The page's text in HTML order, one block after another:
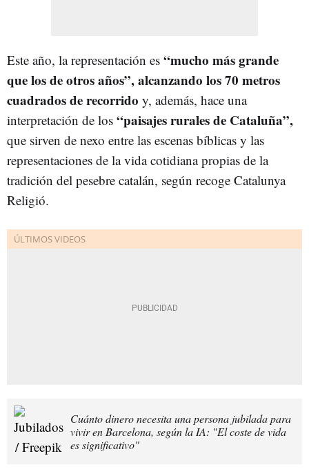
Este año, la representación es “mucho más grande
que los de otros años”, alcanzando los 70 metros
cuadrados de recorrido y, además, hace una
interpretación de los “paisajes rurales de Cataluña”,
que sirven de nexo entre las escenas bíblicas y las
representaciones de la vida cotidiana propias de la
tradición del pesebre catalán, según recoge Catalunya
Religió.
Cuánto dinero necesita una persona jubilada para
vivir en Barcelona, según la IA: "El coste de vida
es significativo"